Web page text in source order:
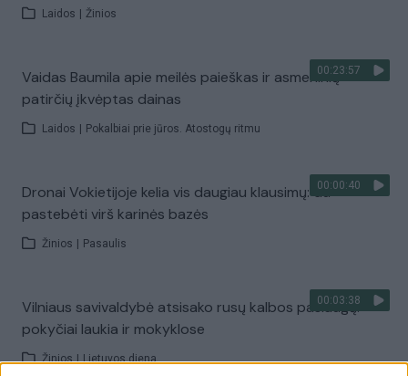
Laidos Žinios
00:23:57
Vaidas Baumila apie meilės paieškas ir asmeninių
patirčių įkvėptas dainas
Laidos Pokalbiai prie jūros. Atostogų ritmu
00:00:40
Dronai Vokietijoje kelia vis daugiau klausimų: du
pastebėti virš karinės bazės
Žinios Pasaulis
00:03:38
Vilniaus savivaldybė atsisako rusų kalbos paslaugų:
pokyčiai laukia ir mokyklose
Žinios | Lietuvos diena